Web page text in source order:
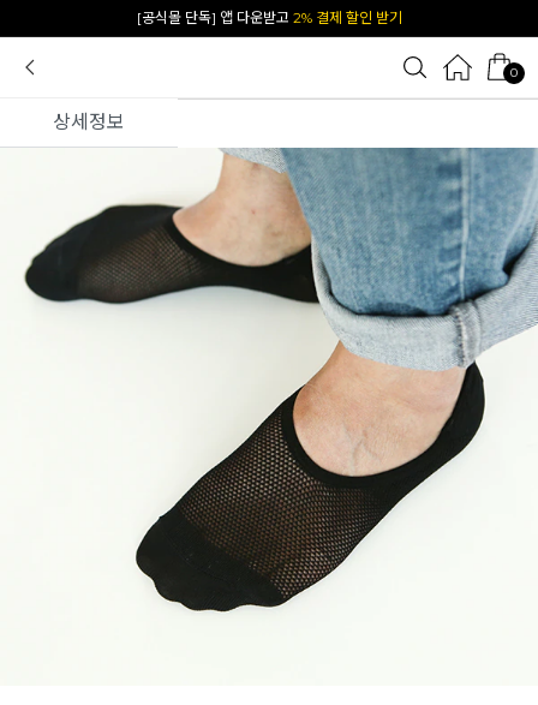
[공식몰 단독] 앱 다운받고 2% 결제 할인 받기
0
상세정보